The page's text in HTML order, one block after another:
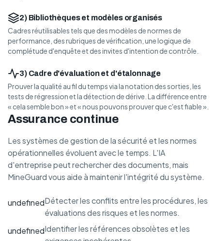
2) Bibliothèques et modèles organisés
Cadres réutilisables tels que des modèles de normes de
performance, des rubriques de vérification, une logique de
complétude d'enquête et des invites d'intention de contrôle.
3) Cadre d'évaluation et d'étalonnage
Prouver la qualité au fil du temps via la notation des sorties, les
tests de régression et la détection de dérive. La différence entre
« cela semble bon » et « nous pouvons prouver que c'est fiable ».
Assurance continue
Les systèmes de gestion de la sécurité et les normes
opérationnelles évoluent avec le temps. L'IA
d'entreprise peut rechercher des documents, mais
MineGuard vous aide à maintenir l'intégrité du système.
undefinedDétecter les conflits entre les procédures, les
évaluations des risques et les normes.
undefinedIdentifier les références obsolètes et les